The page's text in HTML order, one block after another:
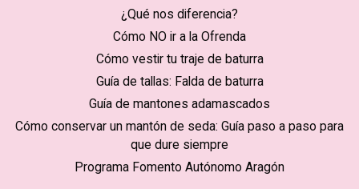
¿Qué nos diferencia?
Cómo NO ir a la Ofrenda
Cómo vestir tu traje de baturra
Guía de tallas: Falda de baturra
Guía de mantones adamascados
Cómo conservar un mantón de seda: Guía paso a paso para
que dure siempre
Programa Fomento Autónomo Aragón